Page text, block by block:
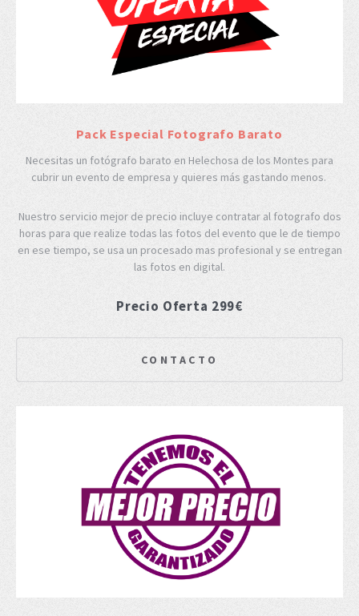
Pack Especial Fotografo Barato
Necesitas un fotógrafo barato en Helechosa de los Montes para
cubrir un evento de empresa y quieres más gastando menos.
Nuestro servicio mejor de precio incluye contratar al fotografo dos
horas para que realize todas las fotos del evento que le de tiempo
en ese tiempo, se usa un procesado mas profesional y se entregan
las fotos en digital.
Precio Oferta 299€
CONTACTO